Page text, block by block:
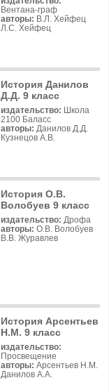
Вентана-граф
авторы: В.Л. Хейфец
Л.С. Хейфец
История Данилов
Д.Д. 9 класс
издательство: Школа
2100 Баласс
авторы: Данилов Д.Д.
Кузнецов А.В.
История О.В.
Волобуев 9 класс
издательство: Дрофа
авторы: О.В. Волобуев
В.В. Журавлев
История Арсентьев
Н.М. 9 класс
издательство:
Просвещение
авторы: Арсентьев Н.М.
Данилов А.А.